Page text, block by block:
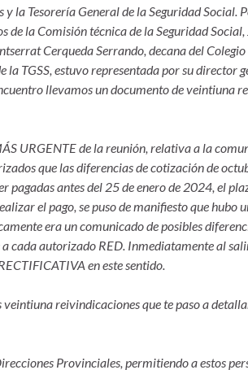
la Tesorería General de la Seguridad Social.
de la Comisión técnica de la Seguridad
Cerqueda Serrando, decana del
la TGSS, estuvo representada por su director
llevamos un documento de veintiuna
URGENTE de la reunión, relativa a la
que las diferencias de cotización de
pagadas antes del 25 de enero de 2024, el
el pago, se puso de manifiesto que hubo
era un comunicado de posibles
cada autorizado RED. Inmediatamente al
en este sentido.
reivindicaciones que te paso a
Provinciales, permitiendo a estos